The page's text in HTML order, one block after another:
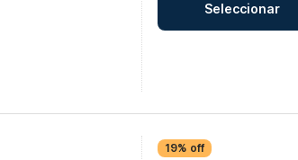
Seleccionar
19% off